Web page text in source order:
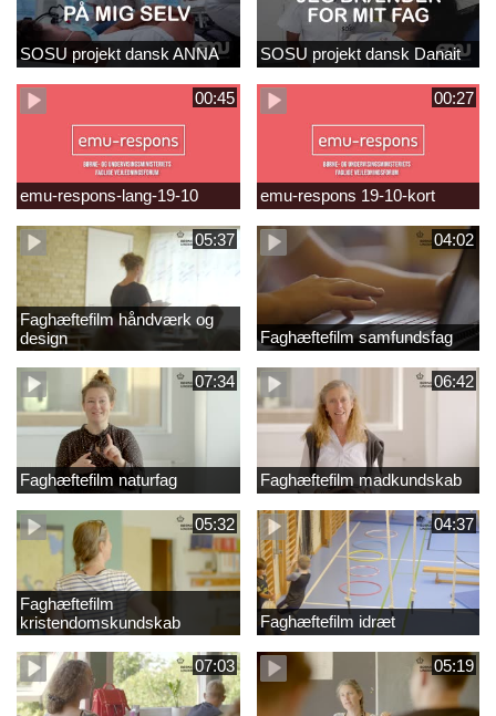
SOSU projekt dansk ANNA SOSU projekt dansk Danait
00:45
emu-respons-lang-19-10
00:27
emu-respons 19-10-kort
05:37
Faghæftefilm håndværk og
design
04:02
Faghæftefilm samfundsfag
07:34
Faghæftefilm naturfag
06:42
Faghæftefilm madkundskab
05:32
Faghæftefilm
kristendomskundskab
04:37
Faghæftefilm idræt
07:03 05:19